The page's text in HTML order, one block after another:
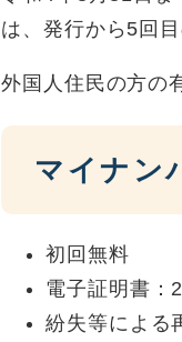
は、発行から5回
外国人住民の方の
マイナン
初回無料
電子証明書：
紛失等による